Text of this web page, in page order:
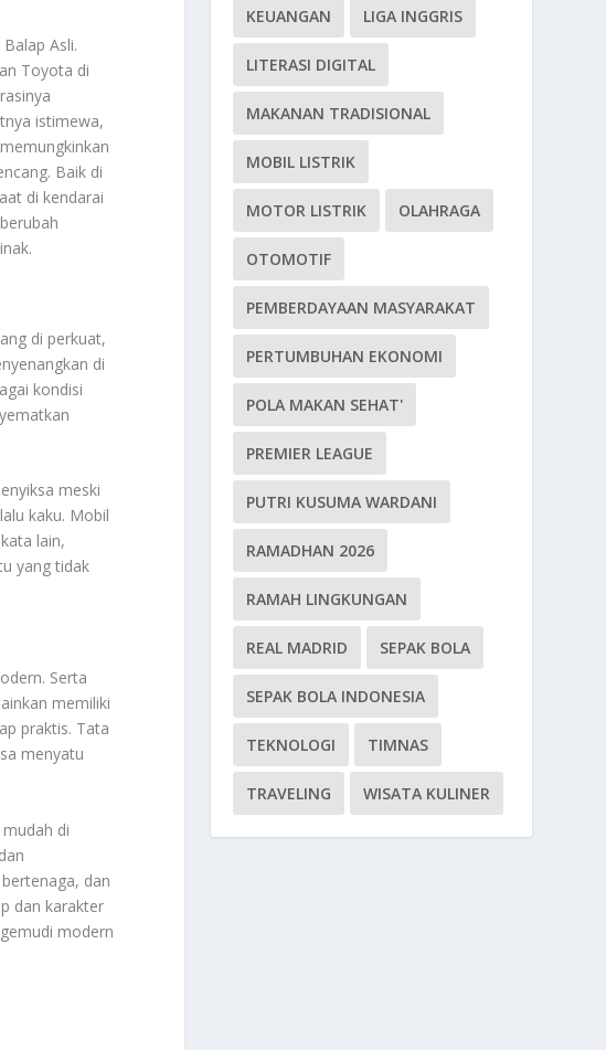
Asli.
Toyota di
istimewa,
Baik di
di kendarai
di perkuat,
di
kondisi
meski
kaku. Mobil
lain,
yang tidak
. Serta
memiliki
praktis. Tata
menyatu
di
dan
dan karakter
modern
KEUANGAN LIGA INGGRIS
LITERASI DIGITAL
MAKANAN TRADISIONAL
MOBIL LISTRIK
MOTOR LISTRIK OLAHRAGA
OTOMOTIF
PEMBERDAYAAN MASYARAKAT
PERTUMBUHAN EKONOMI
POLA MAKAN SEHAT'
PREMIER LEAGUE
PUTRI KUSUMA WARDANI
RAMADHAN 2026
RAMAH LINGKUNGAN
REAL MADRID SEPAK BOLA
SEPAK BOLA INDONESIA
TEKNOLOGI TIMNAS
TRAVELING WISATA KULINER